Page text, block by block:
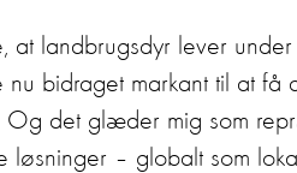
at landbrugsdyr lever
nu bidraget markant til at
Og det glæder mig som
løsninger – globalt som